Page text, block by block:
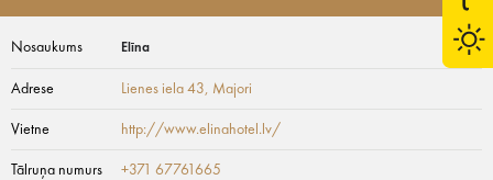
Nosaukums Elīna
Adrese Lienes iela 43, Majori
Vietne http://www.elinahotel.lv/
Tālruņa numurs +371 67761665